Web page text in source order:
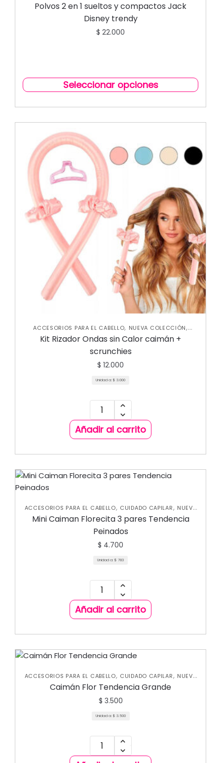
Polvos 2 en 1 sueltos y compactos Jack
Disney trendy
$ 22.000
Seleccionar opciones
ACCESORIOS PARA EL CABELLO, NUEVA COLECCIÓN,
VARIEDADES
Kit Rizador Ondas sin Calor caimán +
scrunchies
$ 12.000
Unidad a: $ 3.000
Añadir al carrito
ACCESORIOS PARA EL CABELLO, CUIDADO CAPILAR, NUEVA
COLECCIÓN
Mini Caiman Florecita 3 pares Tendencia
Peinados
$ 4.700
Unidad a: $ 783
Añadir al carrito
ACCESORIOS PARA EL CABELLO, CUIDADO CAPILAR, NUEVA
COLECCIÓN
Caimán Flor Tendencia Grande
$ 3.500
Unidad a: $ 3.500